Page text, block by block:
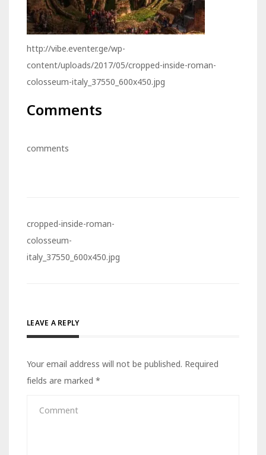
http://vibe.eventer.ge/wp-
content/uploads/2017/05/cropped-inside-roman-
colosseum-italy_37550_600x450.jpg
Comments
comments
Post
navigation
cropped-inside-roman-
colosseum-
italy_37550_600x450.jpg
LEAVE A REPLY
Your email address will not be published. Required
fields are marked *